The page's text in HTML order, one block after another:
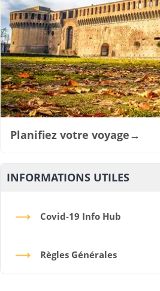
Planifiez votre voyage→
INFORMATIONS UTILES
Covid-19 Info Hub
Règles Générales